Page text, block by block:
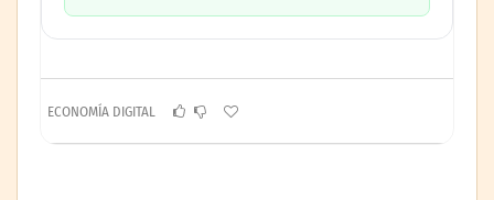
ECONOMÍA DIGITAL